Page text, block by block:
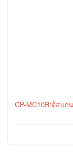
CP-MC10B:ตู้สแก